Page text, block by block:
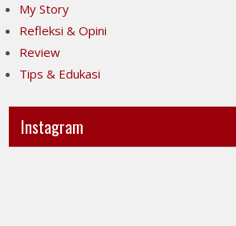
My Story
Refleksi & Opini
Review
Tips & Edukasi
Instagram